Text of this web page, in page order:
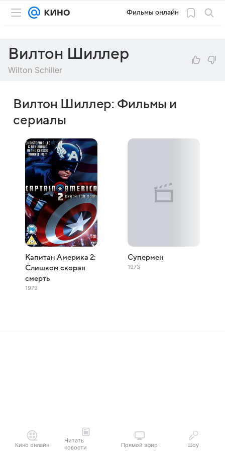
Фильмы онлайн
Вилтон Шиллер
Wilton Schiller
Вилтон Шиллер: Фильмы и
сериалы
Капитан Америка 2:
Слишком скорая
смерть
1979
Супермен
1973
Кино онлайн
Читать
новости
Прямой эфир Шоу